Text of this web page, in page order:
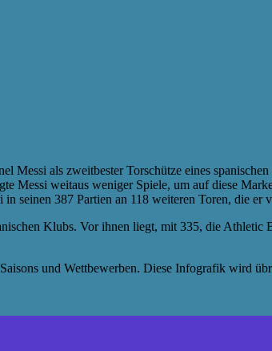
Messi als zweitbester Torschütze eines
Messi weitaus weniger Spiele, um auf diese
seinen 387 Partien an 118 weiteren Toren, die er
Klubs. Vor ihnen liegt, mit 335, die Athletic
und Wettbewerben. Diese Infografik wird